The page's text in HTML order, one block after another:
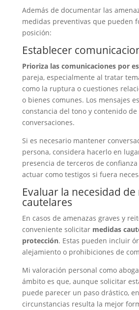
Además de documentar las
medidas preventivas que pueden
posición:
Establecer
Prioriza las comunicaciones por
pareja, especialmente al tratar
como la ruptura o cuestiones
o bienes comunes. Los mensajes
constancia del tono y contenido de
conversaciones.
Si es necesario mantener
persona, considera hacerlo en
presencia de terceros de
actuar como testigos si fuera
Evaluar la necesidad
cautelares
En casos de amenazas graves y
conveniente solicitar medidas
protección. Estas pueden incluir
alejamiento o prohibiciones de
Mi valoración personal como
ámbito es que, aunque solicitar
puede parecer un paso drástico,
circunstancias resulta la mejor